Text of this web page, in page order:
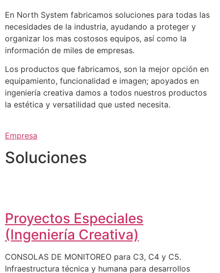
En North System fabricamos soluciones para todas las
necesidades de la industria, ayudando a proteger y
organizar los mas costosos equipos, así como la
información de miles de empresas.
Los productos que fabricamos, son la mejor opción en
equipamiento, funcionalidad e imagen; apoyados en
ingeniería creativa damos a todos nuestros productos
la estética y versatilidad que usted necesita.
Empresa
Soluciones
Proyectos Especiales
(Ingeniería Creativa)
CONSOLAS DE MONITOREO para C3, C4 y C5.
Infraestructura técnica y humana para desarrollos